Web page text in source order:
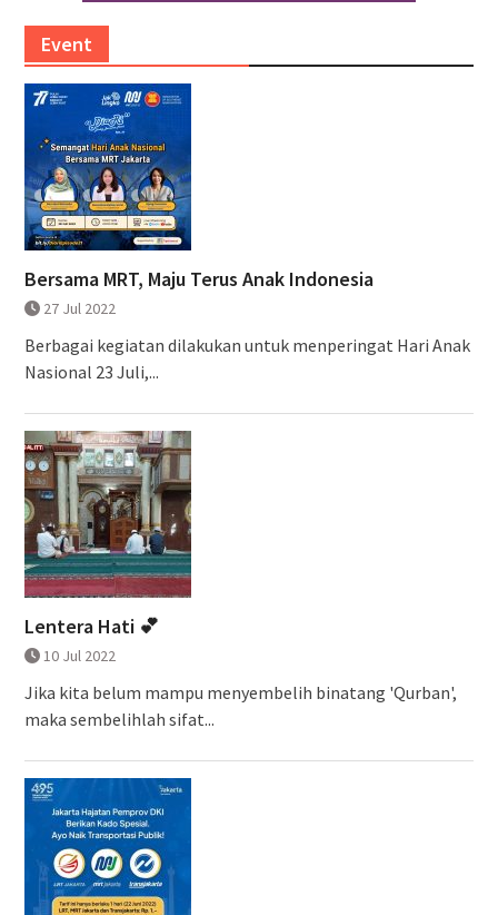
Event
Bersama MRT, Maju Terus Anak Indonesia
27 Jul 2022
Berbagai kegiatan dilakukan untuk menperingat Hari Anak
Nasional 23 Juli,...
Lentera Hati 💕
10 Jul 2022
Jika kita belum mampu menyembelih binatang 'Qurban',
maka sembelihlah sifat...